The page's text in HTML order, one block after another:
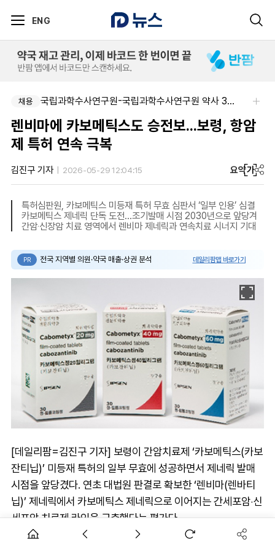
ENG
채용 국립과학수사연구원-국립과학수사연구원 약사 3명 채용
채용 아주약품-평택공장 제조관리약사 채용(신입우대)
렌비마에 카보메틱스도 승전보...보령, 항암
제 특허 연속 극복
김진구 기자 2026-05-29 12:04:15 요약가
특허심판원, 카보메틱스 미등재 특허 무효 심판서 ‘일부 인용’ 심결
카보메틱스 제네릭 단독 도전…조기발매 시점 2030년으로 앞당겨
간암‧신장암 치료 영역에서 렌비마 제네릭과 연속치료 시너지 기대
PR 전국 지역별 의원·약국 매출·상권 분석 데일리팜맵 바로가기
[데일리팜=김진구 기자] 보령이 간암치료제 ‘카보메틱스(카보
잔티닙)’ 미등재 특허의 일부 무효에 성공하면서 제네릭 발매
시점을 앞당겼다. 연초 대법원 판결로 확보한 ‘렌비마(렌바티
닙)’ 제네릭에서 카보메틱스 제네릭으로 이어지는 간세포암‧신
세포암 치료제 라인을 구축했다는 평가다.